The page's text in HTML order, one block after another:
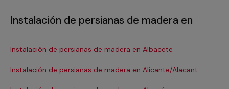
Instalación de persianas de madera en
Instalación de persianas de madera en Albacete
Instalación de persianas de madera en Alicante/Alacant